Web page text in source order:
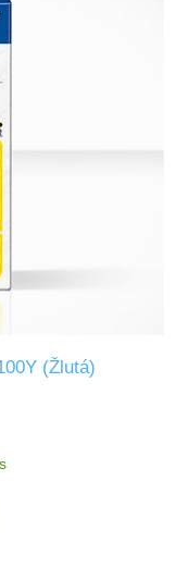
(Žlutá)